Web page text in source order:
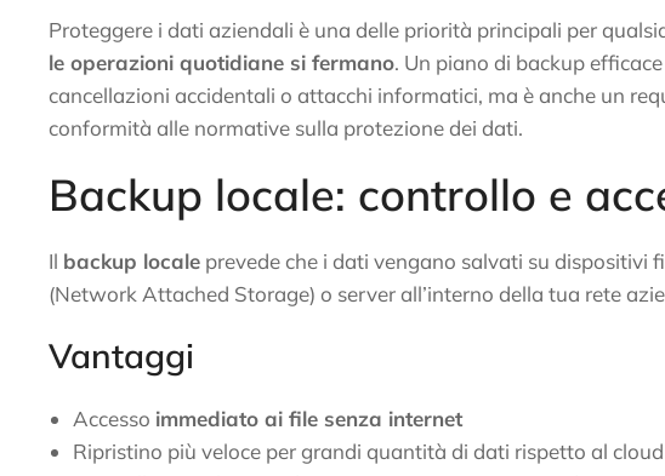
Proteggere i dati aziendali è una delle priorità principali per
le operazioni quotidiane si fermano. Un piano di backup
cancellazioni accidentali o attacchi informatici, ma è anche un
conformità alle normative sulla protezione dei dati.
Backup locale: controllo e
Il backup locale prevede che i dati vengano salvati su dispositivi
(Network Attached Storage) o server all’interno della tua rete
Vantaggi
Accesso immediato ai file senza internet
Ripristino più veloce per grandi quantità di dati rispetto al